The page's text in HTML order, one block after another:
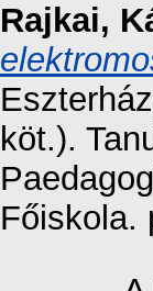
Rajkai,
köt.).
Főiskola.